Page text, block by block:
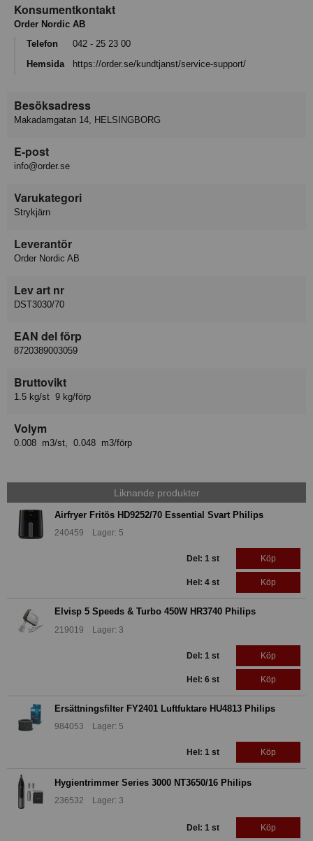
Konsumentkontakt
Order Nordic AB
Telefon
042 - 25 23 00
Hemsida
https://order.se/kundtjanst/service-support/
Besöksadress
Makadamgatan 14, HELSINGBORG
E-post
info@order.se
Varukategori
Strykjärn
Leverantör
Order Nordic AB
Lev art nr
DST3030/70
EAN del förp
8720389003059
Bruttovikt
1.5 kg/st 9 kg/förp
Volym
0.008 m3/st, 0.048 m3/förp
Liknande produkter
Airfryer Fritös HD9252/70 Essential Svart Philips
240459 Lager: 5
Del: 1 st Köp
Hel: 4 st Köp
Elvisp 5 Speeds & Turbo 450W HR3740 Philips
219019 Lager: 3
Del: 1 st Köp
Hel: 6 st Köp
Ersättningsfilter FY2401 Luftfuktare HU4813 Philips
984053 Lager: 5
Hel: 1 st Köp
Hygientrimmer Series 3000 NT3650/16 Philips
236532 Lager: 3
Del: 1 st Köp